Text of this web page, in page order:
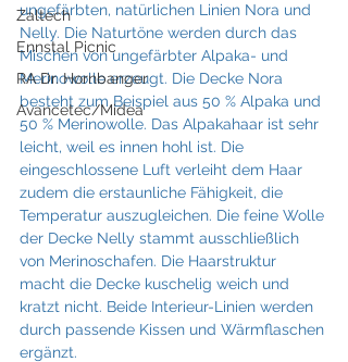
Zaltech
Ennstal Picnic
RA Dr. Hornbanger
Avancetec/Midea
ungefärbten, natürlichen Linien Nora und
Nelly. Die Naturtöne werden durch das
Mischen von ungefärbter Alpaka- und
Merinowolle erzeugt. Die Decke Nora
besteht zum Beispiel aus 50 % Alpaka und
50 % Merinowolle. Das Alpakahaar ist sehr
leicht, weil es innen hohl ist. Die
eingeschlossene Luft verleiht dem Haar
zudem die erstaunliche Fähigkeit, die
Temperatur auszugleichen. Die feine Wolle
der Decke Nelly stammt ausschließlich
von Merinoschafen. Die Haarstruktur
macht die Decke kuschelig weich und
kratzt nicht. Beide Interieur-Linien werden
durch passende Kissen und Wärmflaschen
ergänzt.